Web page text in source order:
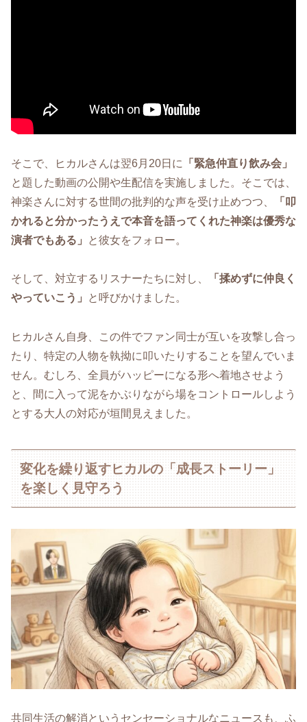
そこで、ヒカルさんは翌6月20日に
「緊急仲直り飲み会」
と題した動画の公開や生配信を実施しました。そこでは、
神楽さんに対する世間の批判的な声を受け止めつつ、
「叩
かれると分かったうえで本音を語ってくれた神楽は優秀な
演者でもある」
と彼女をフォロー。
そして、対立するリスナーたちに対し、
「揉めずに仲良く
やっていこう」
と呼びかけました。
ヒカルさん自身、この件でファン同士が互いを攻撃し合っ
たり、特定の人物を執拗に叩いたりすることを望んでいま
せん。むしろ、全員がハッピーになる形へ着地させよう
と、間に入って泥をかぶりながら場をコントロールしよう
とする大人の対応が垣間見えました。
変化を繰り返すヒカルの「成長ストーリー」
を楽しく見守ろう
共同生活の解消というセンセーショナルなニュースも、ふ